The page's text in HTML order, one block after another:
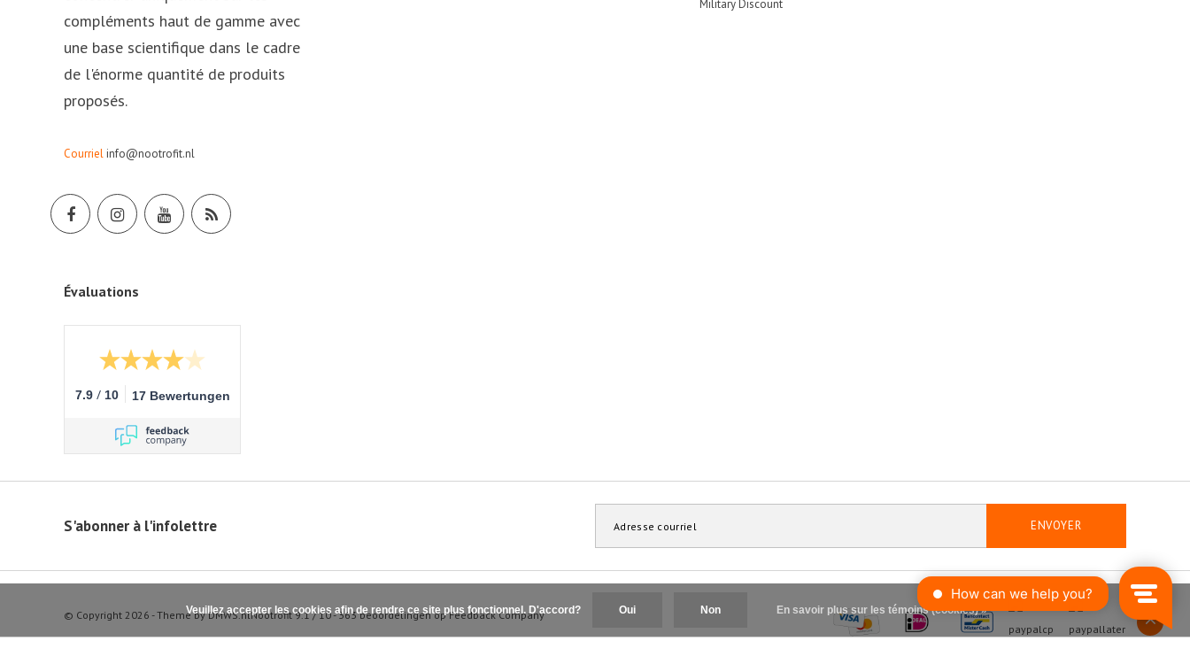
compléments haut de gamme avec
une base scientifique dans le cadre
de l'énorme quantité de produits
proposés.
Courrielinfo@nootrofit.nl
Military Discount
Évaluations
7.9 / 10 17 Bewertungen
S'abonner à l'infolettre ENVOYER
© Copyright 2026 - Theme byDMWS.nlNootrofit 9.1/10 -363beoordelingen opFeedback Company
Veuillez accepter les cookies afin de rendre ce site plus fonctionnel. D'accord? Oui Non En savoir plus sur les témoins (cookies) »